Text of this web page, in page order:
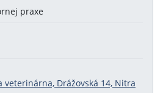
praxe
Drážovská 14, Nitra